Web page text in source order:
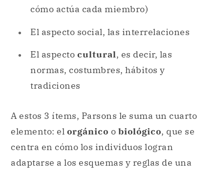
cómo actúa cada miembro)
El aspecto social, las interrelaciones
El aspecto cultural, es decir, las
normas, costumbres, hábitos y
tradiciones
A estos 3 ítems, Parsons le suma un cuarto
elemento: el orgánico o biológico, que se
centra en cómo los individuos logran
adaptarse a los esquemas y reglas de una